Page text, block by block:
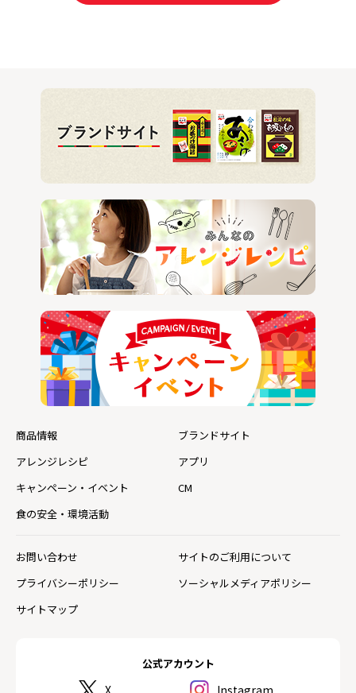
公式アカウント
X Instagram
商品情報
ブランドサイト
アレンジレシピ
アプリ
キャンペーン・イベント
CM
食の安全・環境活動
お問い合わせ
サイトのご利用について
プライバシーポリシー
ソーシャルメディアポリシー
サイトマップ